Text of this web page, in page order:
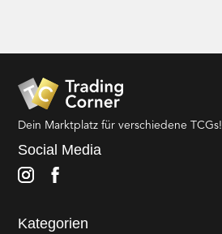
Dein Marktplatz für verschiedene TCGs!
Social Media
Kategorien